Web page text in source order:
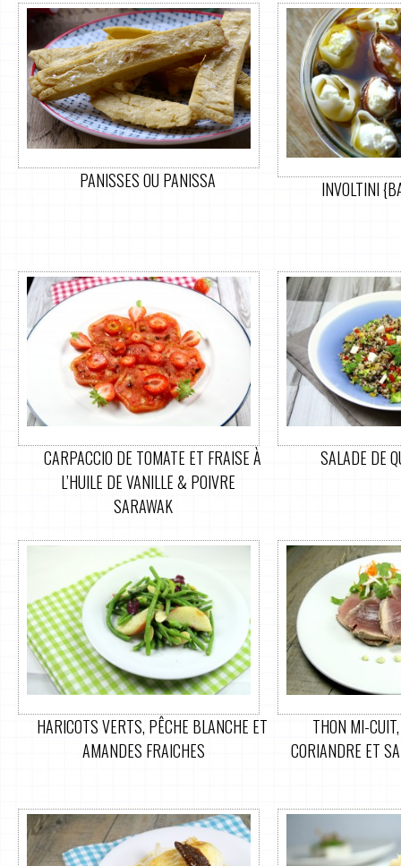
PANISSES OU PANISSA INVOLTINI
CARPACCIO DE TOMATE ET FRAISE À
L’HUILE DE VANILLE & POIVRE
SARAWAK
SALADE DE
HARICOTS VERTS, PÊCHE BLANCHE ET
AMANDES FRAICHES
THON MI-
CORIANDRE ET